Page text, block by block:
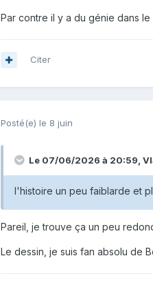
Par contre il y a du génie dans
Citer
Posté(e) le 8 juin
Le 07/06/2026 à 20:59,
l'histoire un peu faiblarde et
Pareil, je trouve ça un peu
Le dessin, je suis fan absolu de